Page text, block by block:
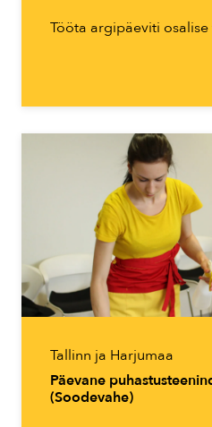
Tööta argipäeviti
Tallinn ja Harjumaa
Päevane
(Soodevahe)